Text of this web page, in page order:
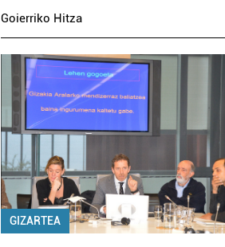
Goierriko Hitza
GIZARTEA